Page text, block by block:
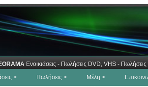
Ενοικιάσεις - Πωλήσεις DVD, VHS -
> Πωλήσεις > Μέλη >